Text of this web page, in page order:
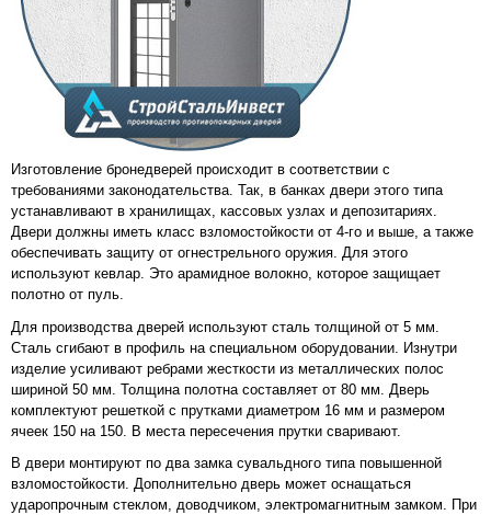
Изготовление бронедверей происходит в соответствии с
требованиями законодательства. Так, в банках двери этого типа
устанавливают в хранилищах, кассовых узлах и депозитариях.
Двери должны иметь класс взломостойкости от 4-го и выше, а также
обеспечивать защиту от огнестрельного оружия. Для этого
используют кевлар. Это арамидное волокно, которое защищает
полотно от пуль.
Для производства дверей используют сталь толщиной от 5 мм.
Сталь сгибают в профиль на специальном оборудовании. Изнутри
изделие усиливают ребрами жесткости из металлических полос
шириной 50 мм. Толщина полотна составляет от 80 мм. Дверь
комплектуют решеткой с прутками диаметром 16 мм и размером
ячеек 150 на 150. В места пересечения прутки сваривают.
В двери монтируют по два замка сувальдного типа повышенной
взломостойкости. Дополнительно дверь может оснащаться
ударопрочным стеклом, доводчиком, электромагнитным замком. При